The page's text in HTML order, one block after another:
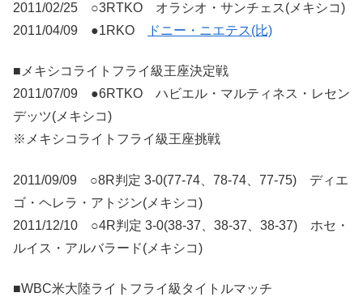
2011/02/25 ○3RTKO オラシオ・サンチェス(メキシコ)
2011/04/09 ●1RKO
ドニー・ニエテス(比)
■メキシコライトフライ級王座決定戦
2011/07/09 ●6RTKO ハビエル・マルティネス・レセン
デッツ(メキシコ)
※メキシコライトフライ級王座挑戦
2011/09/09 ○8R判定 3-0(77-74、78-74、77-75) ディエ
ゴ・ヘレラ・アトジン(メキシコ)
2011/12/10 ○4R判定 3-0(38-37、38-37、38-37) ホセ・
ルイス・アルバラード(メキシコ)
■WBC米大陸ライトフライ級タイトルマッチ